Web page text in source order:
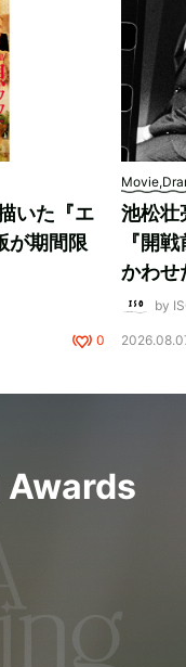
いた『エ
が期間限
0
池松壮
『開
かわせ
by
Awards